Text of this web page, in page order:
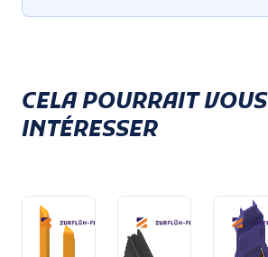
CELA POURRAIT VOUS
INTÉRESSER